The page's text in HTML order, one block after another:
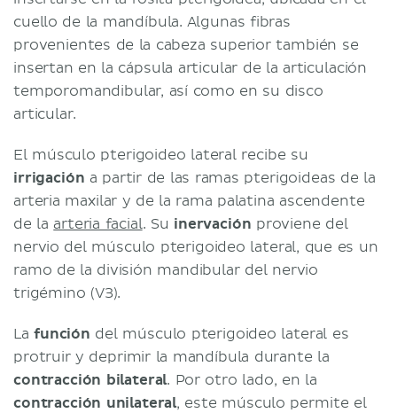
cuello de la mandíbula. Algunas fibras
provenientes de la cabeza superior también se
insertan en la cápsula articular de la articulación
temporomandibular, así como en su disco
articular.
El músculo pterigoideo lateral recibe su
irrigación a partir de las ramas pterigoideas de la
arteria maxilar y de la rama palatina ascendente
de la arteria facial. Su inervación proviene del
nervio del músculo pterigoideo lateral, que es un
ramo de la división mandibular del nervio
trigémino (V3).
Lafunción del músculo pterigoideo lateral es
protruir y deprimir la mandíbula durante la
contracción bilateral. Por otro lado, en la
contracción unilateral, este músculo permite el